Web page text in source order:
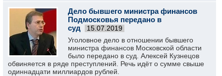
Дело бывшего министра финансов
Подмосковья передано в
суд
15.07.2019
Уголовное дело в отношении бывшего
министра финансов Московской области
было передано в суд. Алексей Кузнецов
обвиняется в ряде преступлений. Речь идёт о сумме свыше
одиннадцати миллиардов рублей.